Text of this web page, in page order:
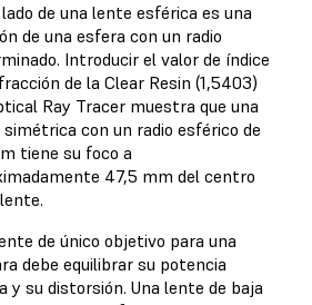
lado de una lente esférica es una
de una esfera con un radio
Introducir el valor de índice
de la Clear Resin (1,5403)
Ray Tracer muestra que una
con un radio esférico de
tiene su foco a
47,5 mm del centro
de único objetivo para una
debe equilibrar su potencia
y su distorsión. Una lente de baja